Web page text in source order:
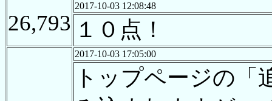
26,793
2017-10-03 12:08:48
１０点！
2017-10-03 17:05:00
トップページの